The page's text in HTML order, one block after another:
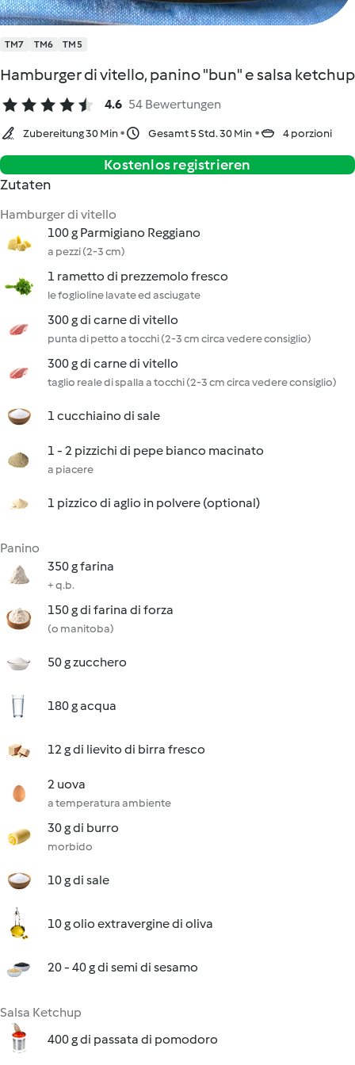
TM7 TM6 TM5
Hamburger di vitello, panino "bun" e salsa ketchup
4.6 54 Bewertungen
Zubereitung 30 Min Gesamt 5 Std. 30 Min 4 porzioni
Kostenlos registrieren
Zutaten
Hamburger di vitello
100 g Parmigiano Reggiano
a pezzi (2-3 cm)
1 rametto di prezzemolo fresco
le foglioline lavate ed asciugate
300 g di carne di vitello
punta di petto a tocchi (2-3 cm circa vedere consiglio)
300 g di carne di vitello
taglio reale di spalla a tocchi (2-3 cm circa vedere consiglio)
1 cucchiaino di sale
1 - 2 pizzichi di pepe bianco macinato
a piacere
1 pizzico di aglio in polvere (optional)
Panino
350 g farina
+ q.b.
150 g di farina di forza
(o manitoba)
50 g zucchero
180 g acqua
12 g di lievito di birra fresco
2 uova
a temperatura ambiente
30 g di burro
morbido
10 g di sale
10 g olio extravergine di oliva
20 - 40 g di semi di sesamo
Salsa Ketchup
400 g di passata di pomodoro